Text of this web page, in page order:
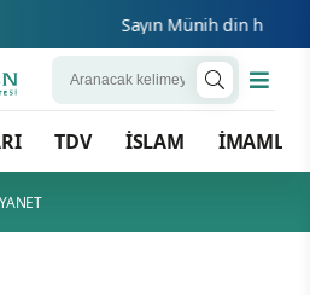
Sayın Münih din
TDV İSLAM İMAMLAR